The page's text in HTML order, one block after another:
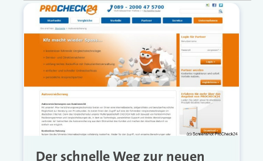
Der schnelle Weg zur neuen